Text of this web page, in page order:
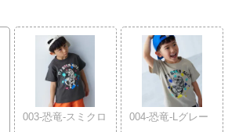
003-恐竜-スミクロ 004-恐竜-Lグレー